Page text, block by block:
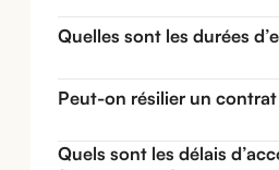
Quelles sont les durées
Peut-on résilier un
Quels sont les délais